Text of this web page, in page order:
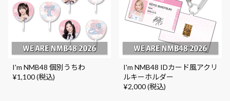
I'm NMB48 個別うちわ
¥1,100 (税込)
I'm NMB48 IDカード風アクリ
ルキーホルダー
¥2,000 (税込)